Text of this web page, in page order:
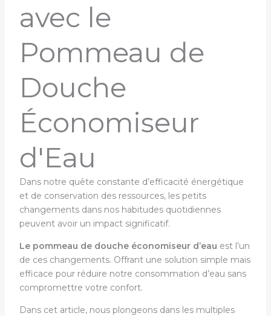
avec le
Pommeau de
Douche
Économiseur
d'Eau
Dans notre quête constante d’efficacité énergétique
et de conservation des ressources, les petits
changements dans nos habitudes quotidiennes
peuvent avoir un impact significatif.
Le pommeau de douche économiseur d’eau est l’un
de ces changements. Offrant une solution simple mais
efficace pour réduire notre consommation d’eau sans
compromettre votre confort.
Dans cet article, nous plongeons dans les multiples